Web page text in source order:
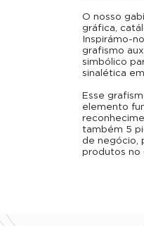
O nosso
gráﬁca,
Inspirámo-
graﬁsmo
simbólico
sinalética
Esse
elemento
também 5
de negócio,
produtos no